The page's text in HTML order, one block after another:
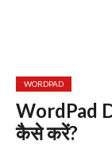
WORDPAD
WordPad
कैसे करें?